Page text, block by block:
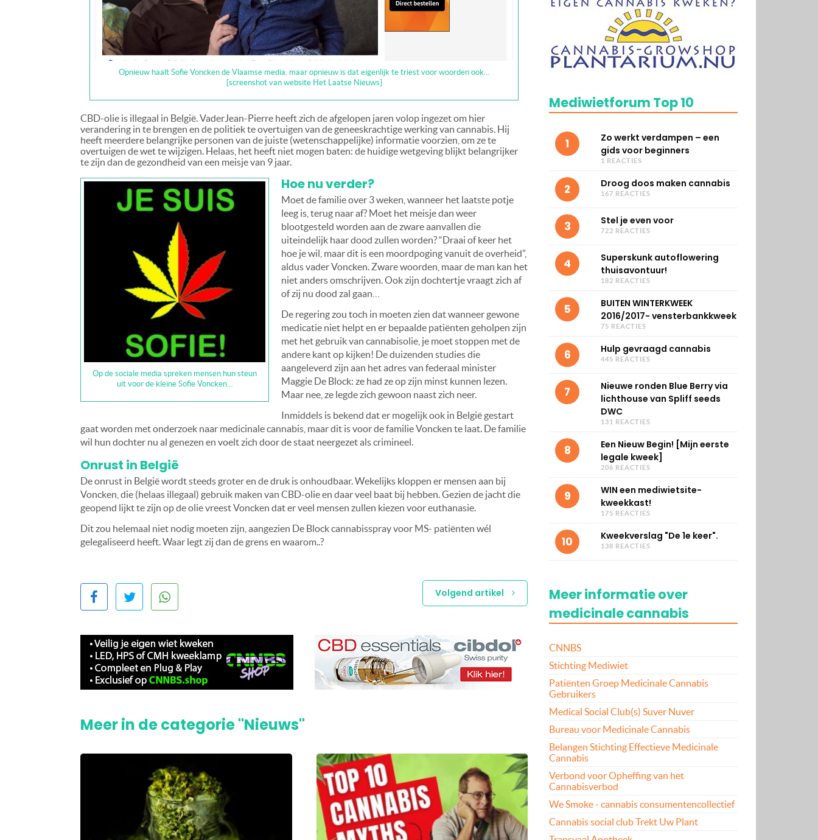
Opnieuw haalt Sofie Voncken de Vlaamse media, maar opnieuw is dat eigenlijk te triest voor woorden ook…
[screenshot van website Het Laatse Nieuws]
CBD-olie is illegaal in België. VaderJean-Pierre heeft zich de afgelopen jaren volop ingezet om hier
verandering in te brengen en de politiek te overtuigen van de geneeskrachtige werking van cannabis. Hij
heeft meerdere belangrijke personen van de juiste (wetenschappelijke) informatie voorzien, om ze te
overtuigen de wet te wijzigen. Helaas, het heeft niet mogen baten: de huidige wetgeving blijkt belangrijker
te zijn dan de gezondheid van een meisje van 9 jaar.
Op de sociale media spreken mensen hun steun
uit voor de kleine Sofie Voncken…
Hoe nu verder?
Moet de familie over 3 weken, wanneer het laatste potje
leeg is, terug naar af? Moet het meisje dan weer
blootgesteld worden aan de zware aanvallen die
uiteindelijk haar dood zullen worden? “Draai of keer het
hoe je wil, maar dit is een moordpoging vanuit de overheid”,
aldus vader Voncken. Zware woorden, maar de man kan het
niet anders omschrijven. Ook zijn dochtertje vraagt zich af
of zij nu dood zal gaan…
De regering zou toch in moeten zien dat wanneer gewone
medicatie niet helpt en er bepaalde patiënten geholpen zijn
met het gebruik van cannabisolie, je moet stoppen met de
andere kant op kijken! De duizenden studies die
aangeleverd zijn aan het adres van federaal minister
Maggie De Block: ze had ze op zijn minst kunnen lezen.
Maar nee, ze legde zich gewoon naast zich neer.
Inmiddels is bekend dat er mogelijk ook in België gestart
gaat worden met onderzoek naar medicinale cannabis, maar dit is voor de familie Voncken te laat. De familie
wil hun dochter nu al genezen en voelt zich door de staat neergezet als crimineel.
Onrust in België
De onrust in België wordt steeds groter en de druk is onhoudbaar. Wekelijks kloppen er mensen aan bij
Voncken, die (helaas illegaal) gebruik maken van CBD-olie en daar veel baat bij hebben. Gezien de jacht die
geopend lijkt te zijn op de olie vreest Voncken dat er veel mensen zullen kiezen voor euthanasie.
Dit zou helemaal niet nodig moeten zijn, aangezien De Block cannabisspray voor MS- patiënten wél
gelegaliseerd heeft. Waar legt zij dan de grens en waarom..?
Volgend artikel
Meer in de categorie "Nieuws"
Mediwietforum Top 10
1
Zo werkt verdampen – een
gids voor beginners
1 REACTIES
2 Droog doos maken cannabis
167 REACTIES
3 Stel je even voor
722 REACTIES
4
Superskunk autoflowering
thuisavontuur!
182 REACTIES
5
BUITEN WINTERKWEEK
2016/2017- vensterbankkweek
75 REACTIES
6 Hulp gevraagd cannabis
445 REACTIES
7
Nieuwe ronden Blue Berry via
lichthouse van Spliff seeds
DWC
131 REACTIES
8
Een Nieuw Begin! [Mijn eerste
legale kweek]
206 REACTIES
9
WIN een mediwietsite-
kweekkast!
175 REACTIES
10 Kweekverslag "De 1e keer".
138 REACTIES
Meer informatie over
medicinale cannabis
CNNBS
Stichting Mediwiet
Patiënten Groep Medicinale Cannabis
Gebruikers
Medical Social Club(s) Suver Nuver
Bureau voor Medicinale Cannabis
Belangen Stichting Effectieve Medicinale
Cannabis
Verbond voor Opheffing van het
Cannabisverbod
We Smoke - cannabis consumentencollectief
Cannabis social club Trekt Uw Plant